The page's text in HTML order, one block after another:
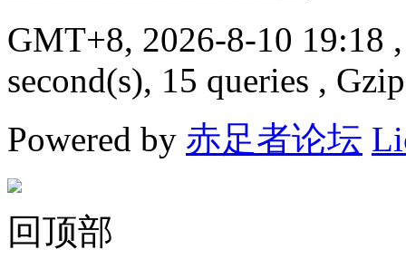
GMT+8, 2026-8-10 19:18
second(s), 15 queries ,
Powered by 赤足者论坛
回顶部